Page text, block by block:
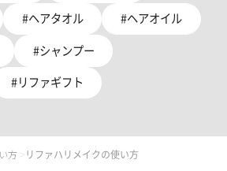
#ヘアタオル #ヘアオイル
#シャンプー
#リファギフト
方 リファハリメイクの使い方